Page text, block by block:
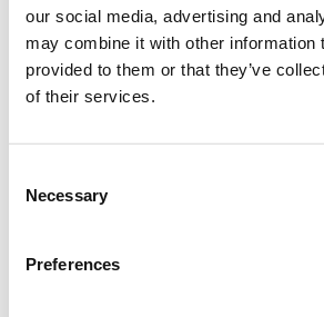
our social media, advertising and
may combine it with other information
provided to them or that they’ve
of their services.
Selection
Necessary
Preferences
Στην προσπάθεια συγκέντρωσης των
την ολοκλήρωση του έργου
Φιλανθρωπικό Gala – δείπνο στις
Θεσσαλονίκη.
Οι δράσεις και ενέργειες για τη
GALA στις 20 Νοεμβρίου στην
Βρετανία με την παρουσία του